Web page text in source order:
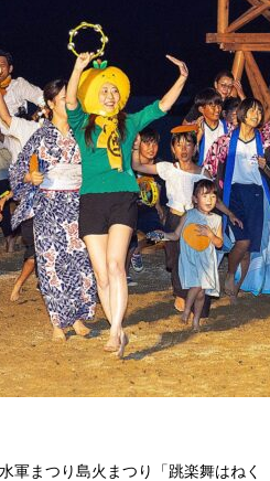
軍まつり島火まつり「跳楽舞はねく